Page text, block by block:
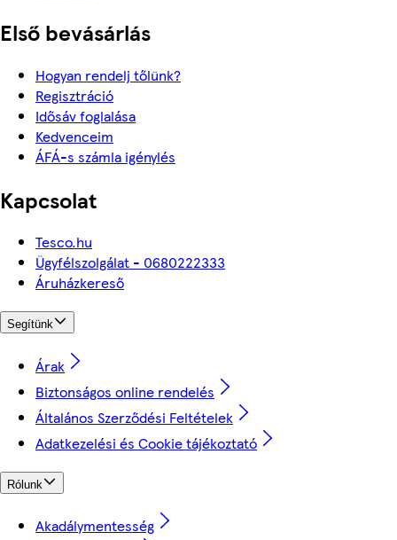
Első bevásárlás
Hogyan rendelj tőlünk?
Regisztráció
Idősáv foglalása
Kedvenceim
ÁFÁ-s számla igénylés
Kapcsolat
Tesco.hu
Ügyfélszolgálat - 0680222333
Áruházkereső
Segítünk
Árak
Biztonságos online rendelés
Általános Szerződési Feltételek
Adatkezelési és Cookie tájékoztató
Rólunk
Akadálymentesség